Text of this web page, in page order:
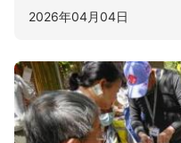
2026年04月04日